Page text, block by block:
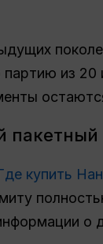
из 20
пакетный
купить
о